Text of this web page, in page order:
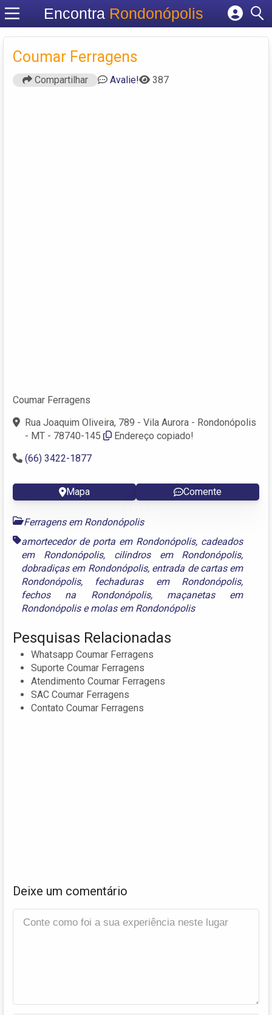
Encontra Rondonópolis
Cadastrar empresa
Criar conta
Coumar Ferragens
Compartilhar Avalie! 387
Coumar Ferragens
Rua Joaquim Oliveira, 789 - Vila Aurora - Rondonópolis
- MT - 78740-145
Endereço copiado!
(66) 3422-1877
Mapa Comente
Ferragens em Rondonópolis
amortecedor de porta em Rondonópolis, cadeados
em Rondonópolis, cilindros em Rondonópolis,
dobradiças em Rondonópolis, entrada de cartas em
Rondonópolis, fechaduras em Rondonópolis,
fechos na Rondonópolis, maçanetas em
Rondonópolisemolas em Rondonópolis
Pesquisas Relacionadas
Whatsapp Coumar Ferragens
Suporte Coumar Ferragens
Atendimento Coumar Ferragens
SAC Coumar Ferragens
Contato Coumar Ferragens
Deixe um comentário